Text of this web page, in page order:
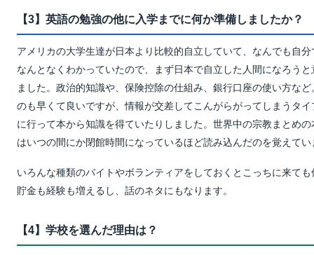
【3】英語の勉強の他に入学までに何か準備しましたか？
アメリカの大学生達が日本より比較的自立していて、なんでも自
なんとなくわかっていたので、まず日本で自立した人間になろう
ました。政治的知識や、保険控除の仕組み、銀行口座の使い方な
のも早くて良いですが、情報が交差してこんがらがってしまうタ
に行って本から知識を得ていたりしました。世界中の宗教まとめ
はいつの間にか閉館時間になっているほど読み込んだのを覚えてい
いろんな種類のバイトやボランティアをしておくとこっちに来て
貯金も経験も増えるし、話のネタにもなります。
【4】学校を選んだ理由は？